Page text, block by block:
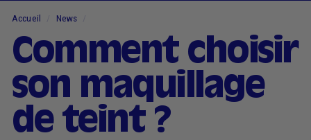
i
q
u
e
Accueil News
Comment choisir
son maquillage
de teint ?